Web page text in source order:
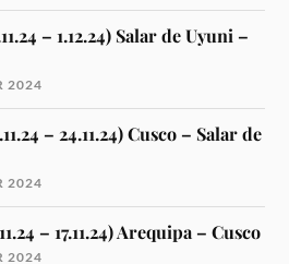
– 1.12.24) Salar de Uyuni –
2024
– 24.11.24) Cusco – Salar de
2024
– 17.11.24) Arequipa – Cusco
2024